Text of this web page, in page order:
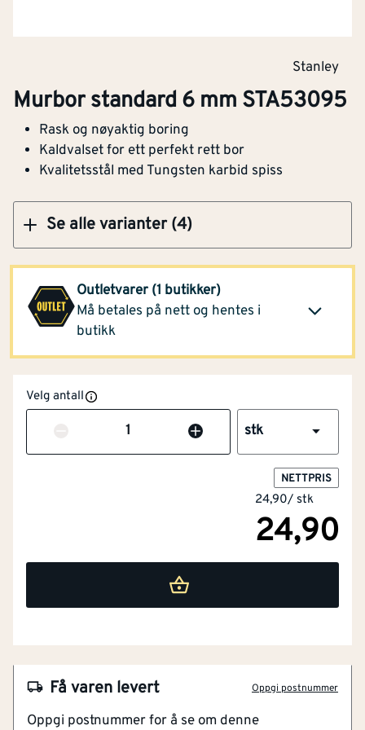
Stanley
Murbor standard 6 mm STA53095
Rask og nøyaktig boring
Kaldvalset for ett perfekt rett bor
Kvalitetsstål med Tungsten karbid spiss
Se alle varianter (4)
Kjøp
Outletvarer (1 butikker)
Må betales på nett og hentes i
butikk
Montér Brekstad
(3 stk)
Opprinnelig pris 24,90
Klikk og hent
Velg antall
Antall stk
NETTPRIS
24,90/ stk
24,90
Få varen levert Oppgi postnummer
Oppgi postnummer for å se om denne
Egnet for treverk Nei
Total lengde [mm] 100
Egnet for stein